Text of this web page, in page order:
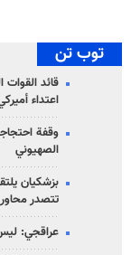
توب تن
قائد القوات
اعتداء
وقفة
الصهیوني
بزشكيان
تتصدر
عراقجي: